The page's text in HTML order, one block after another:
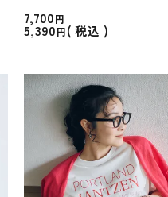
7,700
5,390 税込